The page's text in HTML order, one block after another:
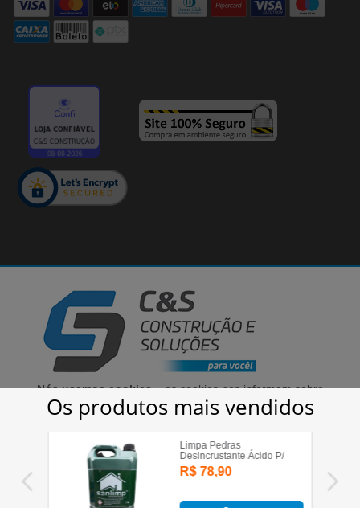
Cirino & Samara Comércio de Materiais Para Construção LTDA - 03.340.442/0001-75
© 2020 | Todos os direitos reservados
Nós usamos cookies– os cookies nos informam sobre
seu comportamento enquanto utiliza nosso site, para
que possamos melhorar a sua experiência, bem como
aprimorar as nossas comunicações e a oferta de
produtos. Ao prosseguir no nosso site você aceita a
instalação desses cookies.Clique aqui para saber
mais sobre cookies